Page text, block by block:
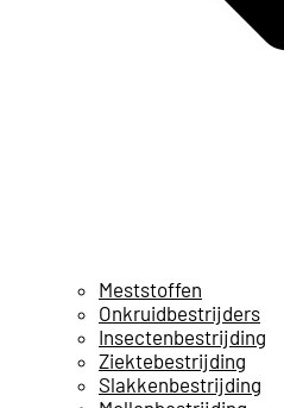
Meststoffen
Onkruidbestrijders
Insectenbestrijding
Ziektebestrijding
Slakkenbestrijding